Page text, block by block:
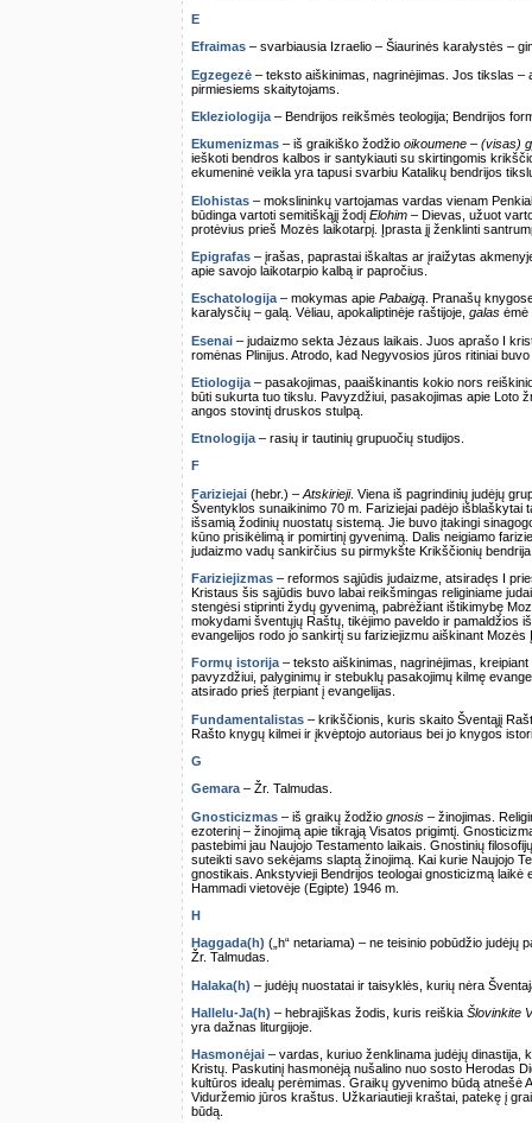
E
Efraimas – svarbiausia Izraelio – Šiaurinės karalystės –
Egzegezė – teksto aiškinimas, nagrinėjimas. Jos tikslas
pirmiesiems skaitytojams.
Ekleziologija – Bendrijos reikšmės teologija; Bendrijos
Ekumenizmas – iš graikiško žodžio oikoumene – (visas)
ieškoti bendros kalbos ir santykiauti su skirtingomis
ekumeninė veikla yra tapusi svarbiu Katalikų bendrijos
Elohistas – mokslininkų vartojamas vardas vienam
būdinga vartoti semitiškąjį žodį Elohim – Dievas, užuot
protėvius prieš Mozės laikotarpį. Įprasta jį ženklinti
Epigrafas – įrašas, paprastai iškaltas ar įraižytas
apie savojo laikotarpio kalbą ir papročius.
Eschatologija – mokymas apie Pabaigą . Pranašų
karalysčių – galą. Vėliau, apokaliptinėje raštijoje, galas ėmė
Esenai – judaizmo sekta Jėzaus laikais. Juos aprašo I
romėnas Plinijus. Atrodo, kad Negyvosios jūros ritiniai
Etiologija – pasakojimas, paaiškinantis kokio nors
būti sukurta tuo tikslu. Pavyzdžiui, pasakojimas apie Loto
angos stovintį druskos stulpą.
Etnologija – rasių ir tautinių grupuočių studijos.
F
Fariziejai (hebr.) – Atskirieji. Viena iš pagrindinių judėjų
Šventyklos sunaikinimo 70 m. Fariziejai padėjo
išsamią žodinių nuostatų sistemą. Jie buvo įtakingi
kūno prisikėlimą ir pomirtinį gyvenimą. Dalis neigiamo
judaizmo vadų sankirčius su pirmykšte Krikščionių
Fariziejizmas – reformos sąjūdis judaizme, atsiradęs I
Kristaus šis sąjūdis buvo labai reikšmingas religiniame
stengėsi stiprinti žydų gyvenimą, pabrėžiant ištikimybę
mokydami šventųjų Raštų, tikėjimo paveldo ir pamaldžios
evangelijos rodo jo sankirtį su fariziejizmu aiškinant Mozės
Formų istorija– teksto aiškinimas, nagrinėjimas,
pavyzdžiui, palyginimų ir stebuklų pasakojimų kilmę
atsirado prieš įterpiant į evangelijas.
Fundamentalistas – krikščionis, kuris skaito Šventąjį
Rašto knygų kilmei ir įkvėptojo autoriaus bei jo knygos
G
Gemara– Žr. Talmudas.
Gnosticizmas – iš graikų žodžio gnosis – žinojimas.
ezoterinį – žinojimą apie tikrąją Visatos prigimtį.
pastebimi jau Naujojo Testamento laikais. Gnostinių
suteikti savo sekėjams slaptą žinojimą. Kai kurie Naujojo
gnostikais. Ankstyvieji Bendrijos teologai gnosticizmą
Hammadi vietovėje (Egipte) 1946 m.
H
Haggada(h) („h“ netariama) – ne teisinio pobūdžio judėjų
Žr. Talmudas.
Halaka(h) – judėjų nuostatai ir taisyklės, kurių nėra
Hallelu-Ja(h) – hebrajiškas žodis, kuris reiškia Šlovinkite
yra dažnas liturgijoje.
Hasmonėjai – vardas, kuriuo ženklinama judėjų dinastija,
Kristų. Paskutinį hasmonėją nušalino nuo sosto Herodas
kultūros idealų perėmimas. Graikų gyvenimo būdą
Viduržemio jūros kraštus. Užkariautieji kraštai, patekę į
būdą.